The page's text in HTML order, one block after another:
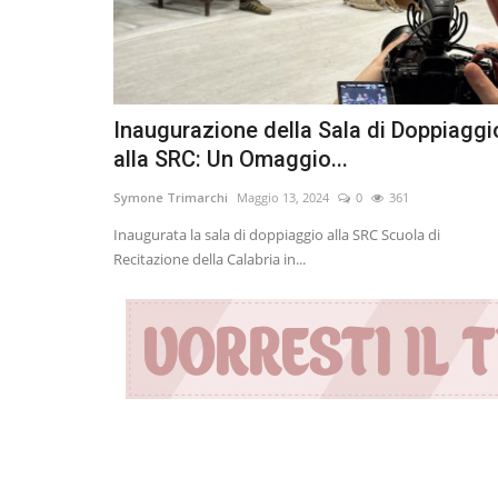
Inaugurazione della Sala di
alla SRC: Un Omaggio...
Symone Trimarchi Maggio 13, 2024 0 361
Inaugurata la sala di doppiaggio alla SRC Scuola di
Recitazione della Calabria in...